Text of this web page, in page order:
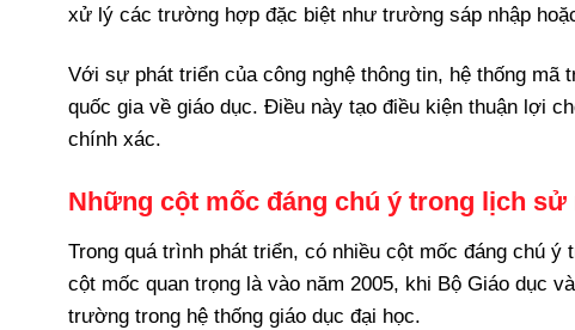
xử lý các trường hợp đặc biệt như trường sáp nhập
Với sự phát triển của công nghệ thông tin, hệ thống
quốc gia về giáo dục. Điều này tạo điều kiện thuận lợi
chính xác.
Những cột mốc đáng chú ý trong lịch
Trong quá trình phát triển, có nhiều cột mốc đáng chú
cột mốc quan trọng là vào năm 2005, khi Bộ Giáo dục
trường trong hệ thống giáo dục đại học.